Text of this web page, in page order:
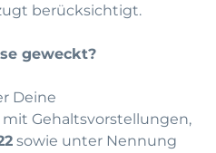
berücksichtigt.
geweckt?
Deine
Gehaltsvorstellungen,
sowie unter Nennung